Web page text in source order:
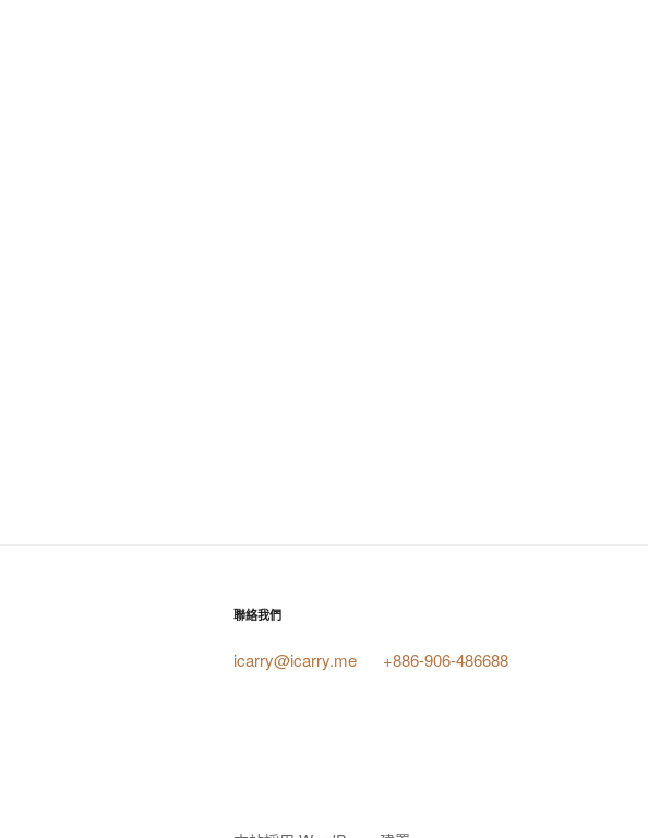
聯絡我們
icarry@icarry.me +886-906-486688